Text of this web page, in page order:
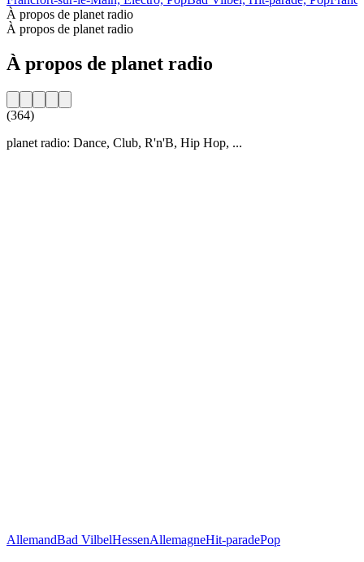
À propos de planet radio
À propos de planet radio
À propos de planet radio
(364)
planet radio: Dance, Club, R'n'B, Hip Hop, ...
AllemandBad VilbelHessenAllemagneHit-paradePop